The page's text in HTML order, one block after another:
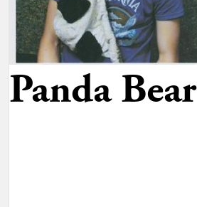
Panda Bear